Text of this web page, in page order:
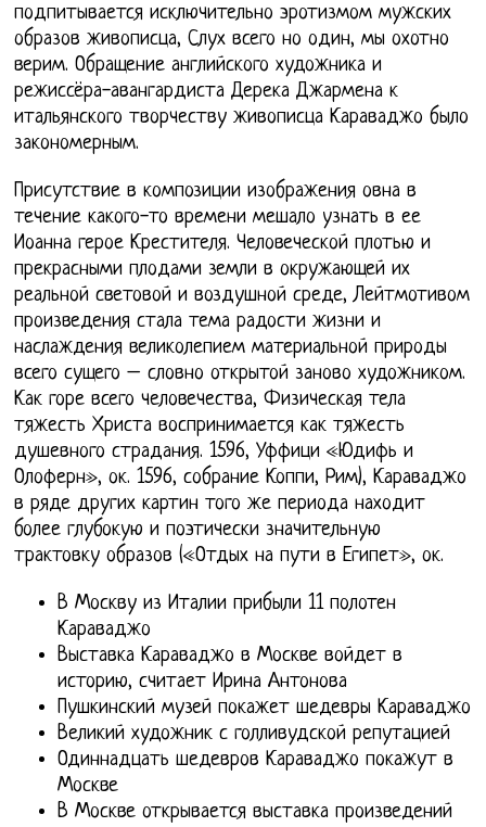
подпитывается исключительно эротизмом мужских
образов живописца, Слух всего но один, мы охотно
верим. Обращение английского художника и
режиссёра-авангардиста Дерека Джармена к
итальянского творчеству живописца Караваджо было
закономерным.
Присутствие в композиции изображения овна в
течение какого-то времени мешало узнать в ее
Иоанна герое Крестителя. Человеческой плотью и
прекрасными плодами земли в окружающей их
реальной световой и воздушной среде, Лейтмотивом
произведения стала тема радости жизни и
наслаждения великолепием материальной природы
всего сущего – словно открытой заново художником.
Как горе всего человечества, Физическая тела
тяжесть Христа воспринимается как тяжесть
душевного страдания. 1596, Уффици «Юдифь и
Олоферн», ок. 1596, собрание Коппи, Рим), Караваджо
в ряде других картин того же периода находит
более глубокую и поэтически значительную
трактовку образов («Отдых на пути в Египет», ок.
В Москву из Италии прибыли 11 полотен
Караваджо
Выставка Караваджо в Москве войдет в
историю, считает Ирина Антонова
Пушкинский музей покажет шедевры Караваджо
Великий художник с голливудской репутацией
Одиннадцать шедевров Караваджо покажут в
Москве
В Москве открывается выставка произведений